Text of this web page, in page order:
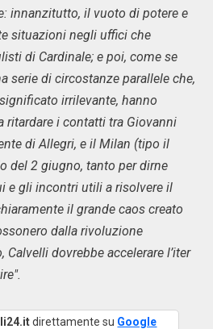
innanzitutto, il vuoto di potere e
situazioni negli uffici che
di Cardinale; e poi, come se
serie di circostanze parallele che,
irrilevante, hanno
i contatti tra Giovanni
di Allegri, e il Milan (tipo il
del 2 giugno, tanto per dirne
e gli incontri utili a risolvere il
il grande caos creato
dalla rivoluzione
Calvelli dovrebbe accelerare l’iter
direttamente su Google